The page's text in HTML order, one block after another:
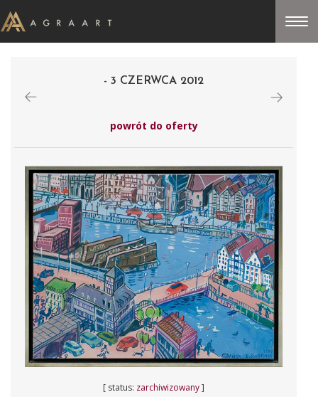
- 3 CZERWCA 2012
powrót do oferty
[ status: zarchiwizowany]